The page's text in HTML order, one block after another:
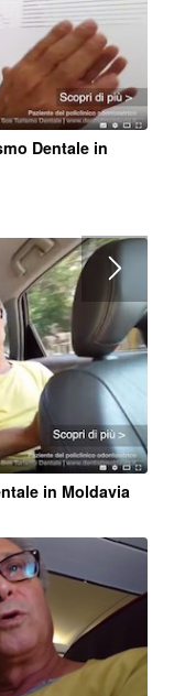
Dentale in
in Moldavia